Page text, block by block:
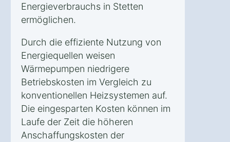
Energieverbrauchs in Stetten
ermöglichen.
Durch die effiziente Nutzung von
Energiequellen weisen
Wärmepumpen niedrigere
Betriebskosten im Vergleich zu
konventionellen Heizsystemen auf.
Die eingesparten Kosten können im
Laufe der Zeit die höheren
Anschaffungskosten der